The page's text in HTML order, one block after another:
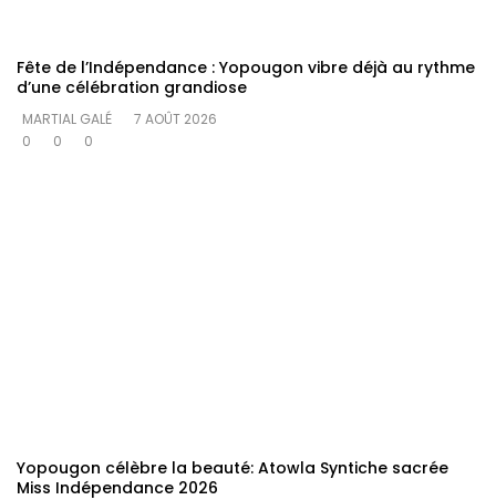
Fête de l’Indépendance : Yopougon vibre déjà au rythme
d’une célébration grandiose
MARTIAL GALÉ
7 AOÛT 2026
0
0 0
Yopougon célèbre la beauté: Atowla Syntiche sacrée
Miss Indépendance 2026